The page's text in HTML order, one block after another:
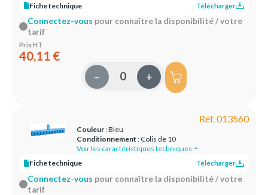
Fiche technique
Télécharger
Connectez-vous pour connaître la disponibilité / votre
tarif
Prix HT
40,11 €
– +
Réf. 013560
Couleur: Bleu
Conditionnement : Colis de 10
Voir les caractéristiques techniques
Fiche technique
Télécharger
Connectez-vous pour connaître la disponibilité / votre
tarif